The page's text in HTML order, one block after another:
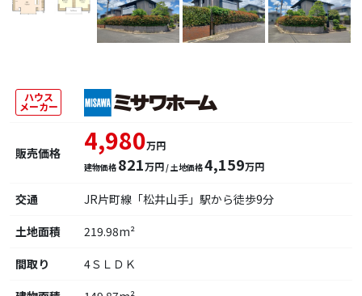
ハウス
メーカー
販売価格 4,980万円
建物価格 821万円/ 土地価格4,159万円
交通
JR片町線「松井山手」駅から徒歩9分
土地面積
219.98m²
間取り
4ＳＬＤＫ